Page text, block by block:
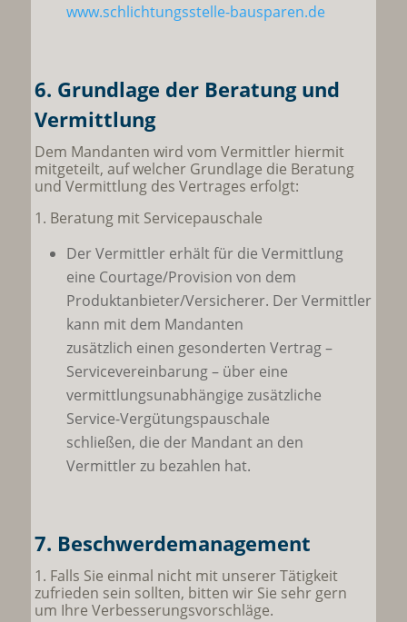
www.schlichtungsstelle-bausparen.de
6. Grundlage der Beratung und
Vermittlung
Dem Mandanten wird vom Vermittler hiermit
mitgeteilt, auf welcher Grundlage die Beratung
und Vermittlung des Vertrages erfolgt:
1. Beratung mit Servicepauschale
Der Vermittler erhält für die Vermittlung
eine Courtage/Provision von dem
Produktanbieter/Versicherer. Der Vermittler
kann mit dem Mandanten
zusätzlich einen gesonderten Vertrag –
Servicevereinbarung – über eine
vermittlungsunabhängige zusätzliche
Service-Vergütungspauschale
schließen, die der Mandant an den
Vermittler zu bezahlen hat.
7. Beschwerdemanagement
1. Falls Sie einmal nicht mit unserer Tätigkeit
zufrieden sein sollten, bitten wir Sie sehr gern
um Ihre Verbesserungsvorschläge.